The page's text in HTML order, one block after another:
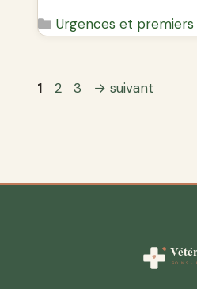
Catégories
Urgences et premiers
Page
1 Page
2 Page
3 → suivant